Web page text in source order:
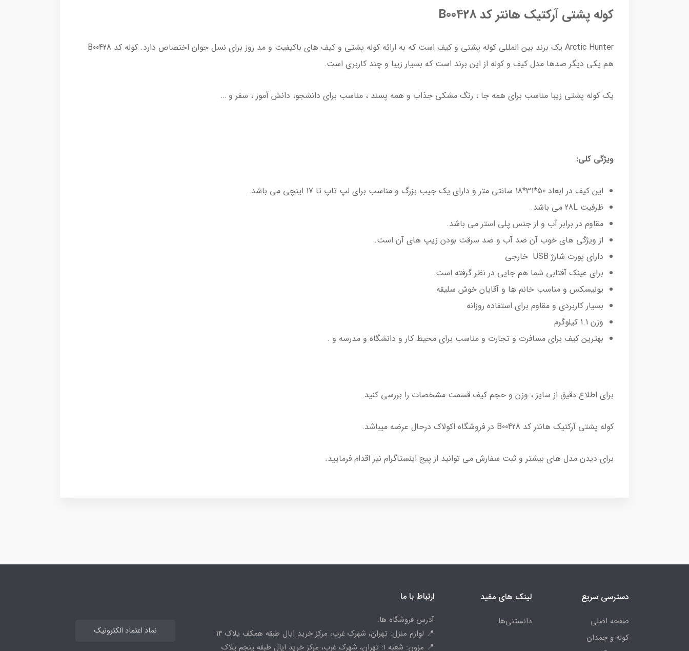
کوله پشتی آرکتیک هانتر کد B00428
Arctic Hunter یک برند بین المللی کوله پشتی و کیف است که به ارائه کوله پشتی و کیف های باکیفیت و مد روز برای نسل جوان اختصاص دارد. کوله کد B00428
هم یکی دیگر صدها مدل کیف و کوله از این برند است که بسیار زیبا و چند کاربری است.
یک کوله پشتی زیبا مناسب برای همه جا ، رنگ مشکی جذاب و همه پسند ، مناسب برای دانشجو، دانش آموز ، سفر و …
ویژگی کلی:
این کیف در ابعاد 50*31*18 سانتی متر و دارای یک جیب بزرگ و مناسب برای لپ تاپ تا 17 اینچی می باشد.
ظرفیت 28L می باشد.
مقاوم در برابر آب و از جنس پلی استر می باشد.
از ویژگی های خوب آن ضد آب و ضد سرقت بودن زیپ های آن است.
دارای پورت شارژ USB خارجی
برای عینک آفتابی شما هم جایی در نظر گرفته است.
یونیسکس و مناسب خانم ها و آقایان خوش سلیقه
بسیار کاربردی و مقاوم برای استفاده روزانه
وزن 1.1 کیلوگرم
بهترین کیف برای مسافرت و تجارت و مناسب برای محیط کار و دانشگاه و مدرسه و .
برای اطلاع دقیق از سایز ، وزن و حجم کیف قسمت مشخصات را بررسی کنید.
کوله پشتی آرکتیک هانتر کد B00428 در فروشگاه اکولاک درحال عرضه میباشد.
برای دیدن مدل های بیشتر و ثبت سفارش می توانید از پیج اینستاگرام نیز اقدام فرمایید.
دسترسی سریع
صفحه اصلی
کوله و چمدان
لینک های مفید
دانستنی‌ها
ارتباط با ما
آدرس فروشگاه ها:
📍 لوازم منزل: تهران، شهرک غرب، مرکز خرید اپال طبقه همکف پلاک 14
📍 مزون: شعبه 1: تهران، شهرک غرب، مرکز خرید اپال طبقه پنجم پلاک
نماد اعتماد الکترونیک